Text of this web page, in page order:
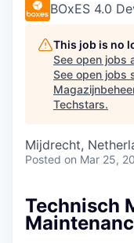
BOxES 4.0
This job is no
See open jobs
See open jobs
Techstars.
Mijdrecht,
Posted on Mar 25,
Technisch